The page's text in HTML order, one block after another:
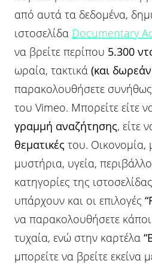
από αυτά τα δεδομένα,
ιστοσελίδα Documentary
να βρείτε περίπου 5.300
ωραία, τακτικά (και
παρακολουθήσετε
του Vimeo. Μπορείτε είτε
γραμμή αναζήτησης, είτε
θεματικές του. Οικονομία,
μυστήρια, υγεία,
κατηγορίες της
υπάρχουν και οι επιλογές “
να παρακολουθήσετε
τυχαία, ενώ στην καρτέλα “
μπορείτε να βρείτε εκείνα